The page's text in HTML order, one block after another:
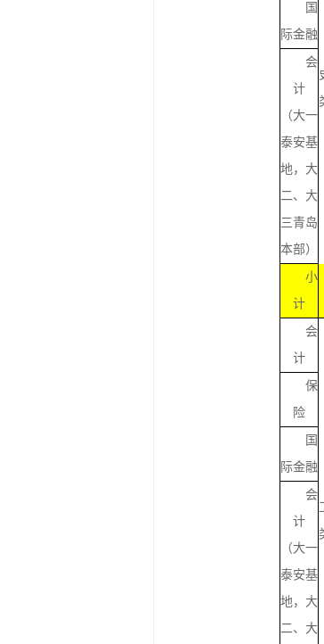
国
际金融
会
计
（大一
泰安基
地，大
二、大
三青岛
本部）
小
计
会
计
保
险
国
际金融
会
计
（大一
泰安基
地，大
二、大